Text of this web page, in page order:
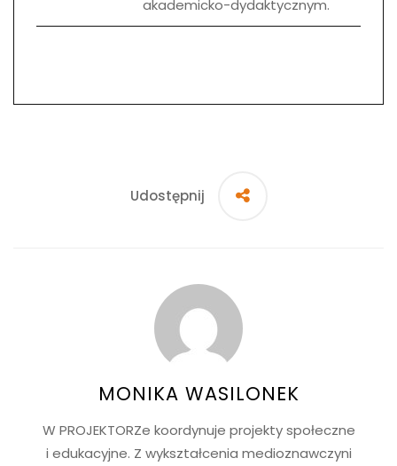
akademicko-dydaktycznym.
Udostępnij
MONIKA WASILONEK
W PROJEKTORZe koordynuje projekty społeczne
i edukacyjne. Z wykształcenia medioznawczyni